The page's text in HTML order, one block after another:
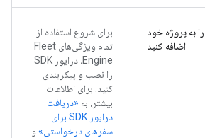
درایور SDK را به پروژه خود
اضافه کنید
برای شروع استفاده از
تمام ویژگی‌های Fleet
Engine، درایور SDK
را نصب و پیکربندی
کنید. برای اطلاعات
بیشتر، به «دریافت
درایور SDK برای
سفرهای درخواستی» و